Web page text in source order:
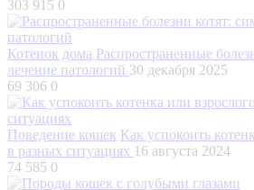
303 915 0
Котенок дома Распространенные
лечение патологий 30 декабря 2025
69 306 0
Поведение кошек Как успокоить
в разных ситуациях 16 августа 2024
74 585 0